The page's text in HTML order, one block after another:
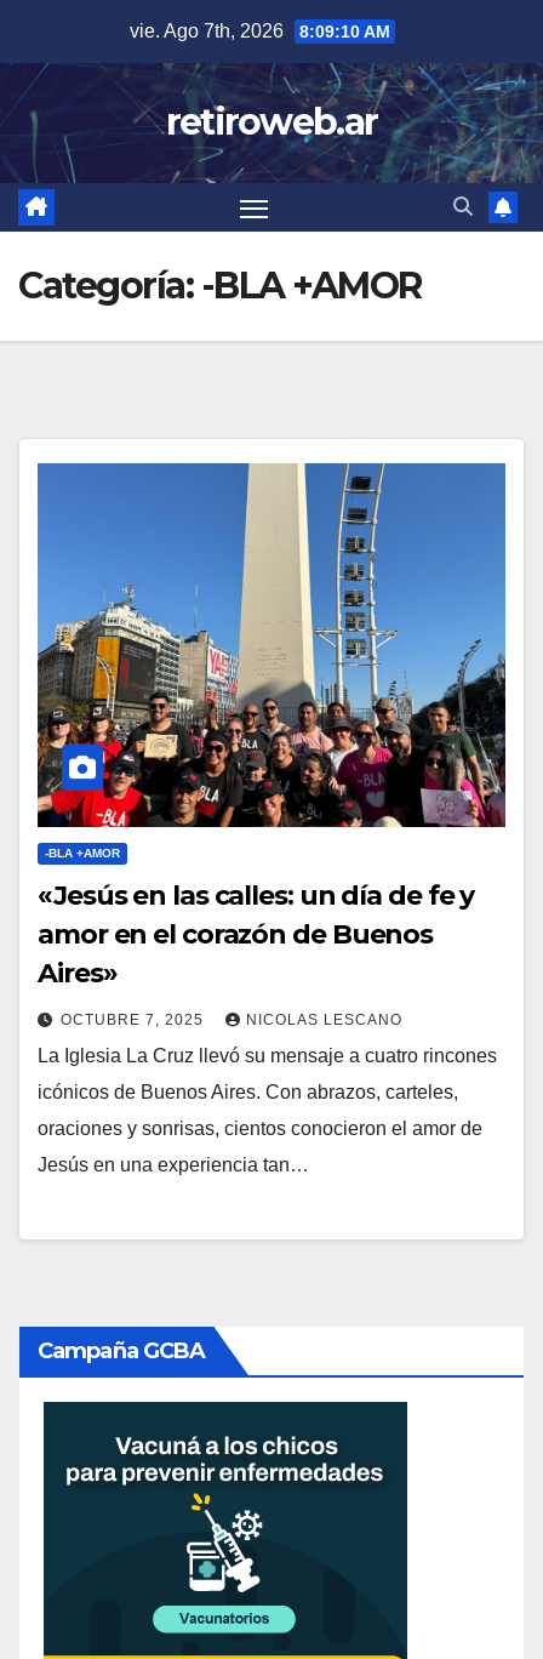
content
vie. Ago 7th, 2026 8:09:11 AM
retiroweb.ar
Categoría: -BLA +AMOR
-BLA +AMOR
«Jesús en las calles: un día de fe y
amor en el corazón de Buenos
Aires»
OCTUBRE 7, 2025 NICOLAS LESCANO
La Iglesia La Cruz llevó su mensaje a cuatro rincones
icónicos de Buenos Aires. Con abrazos, carteles,
oraciones y sonrisas, cientos conocieron el amor de
Jesús en una experiencia tan…
Campaña GCBA